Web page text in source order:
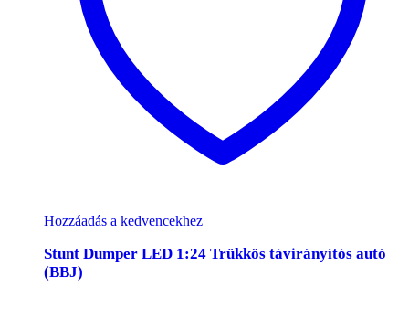
Hozzáadás a kedvencekhez
Stunt Dumper LED 1:24 Trükkös távirányítós autó
(BBJ)